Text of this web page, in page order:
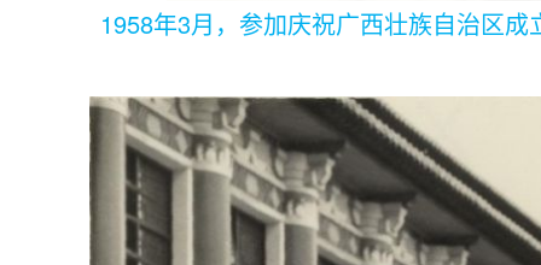
1958年3月，参加庆祝广西壮族自治区